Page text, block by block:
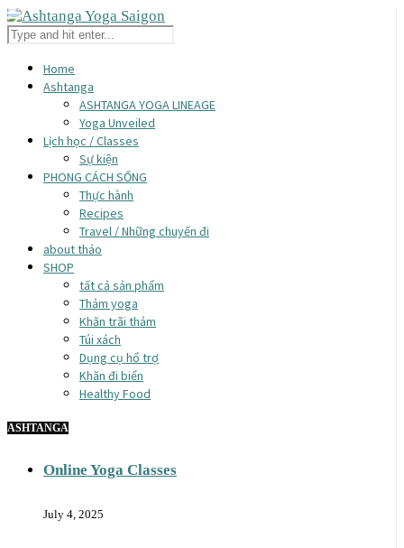
Home
Ashtanga
ASHTANGA YOGA LINEAGE
Yoga Unveiled
Lịch học / Classes
Sự kiện
PHONG CÁCH SỐNG
Thực hành
Recipes
Travel / Những chuyến đi
about thảo
SHOP
tất cả sản phẩm
Thảm yoga
Khăn trãi thảm
Túi xách
Dụng cụ hổ trợ
Khăn đi biển
Healthy Food
ASHTANGA
Online Yoga Classes
July 4, 2025